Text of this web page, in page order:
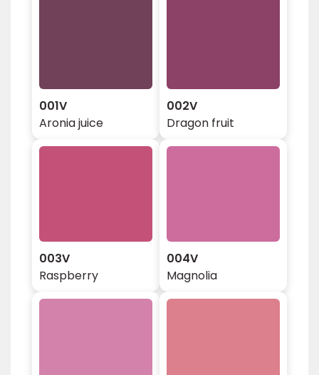
001V
Aronia juice
002V
Dragon fruit
003V
Raspberry
004V
Magnolia